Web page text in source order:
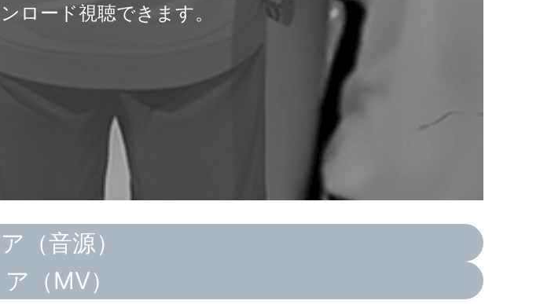
ロード視聴できます。
（音源）
（MV）